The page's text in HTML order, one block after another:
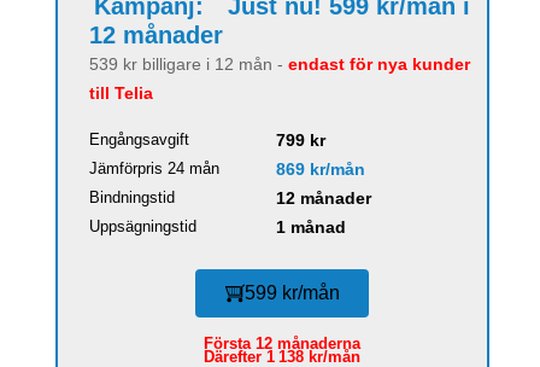
Kampanj:
Just nu! 599 kr/mån i
12 månader
539 kr billigare i 12 mån - endast för nya kunder
till Telia
Engångsavgift 799 kr
Jämförpris 24 mån 869 kr/mån
Bindningstid 12 månader
Uppsägningstid 1 månad
599 kr/mån
Första 12 månaderna
Därefter 1 138 kr/mån